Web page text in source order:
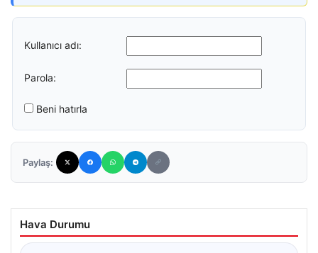
Kullanıcı adı:
Parola:
Beni hatırla
Paylaş:
Hava Durumu